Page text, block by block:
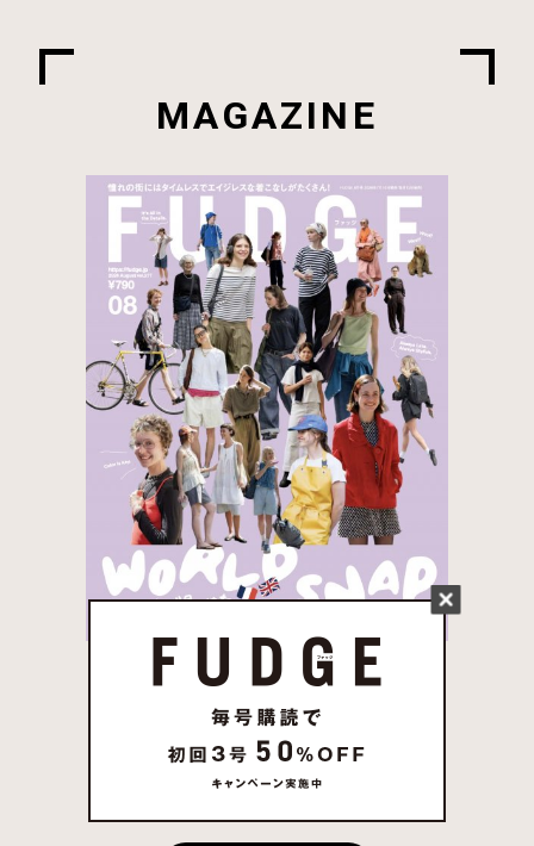
MAGAZINE
FUDGE 2026年 7月売
り 発売中